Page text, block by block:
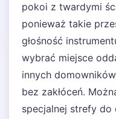
pokoi z twardymi
ponieważ takie
głośność
wybrać miejsce
innych
bez zakłóceń.
specjalnej strefy